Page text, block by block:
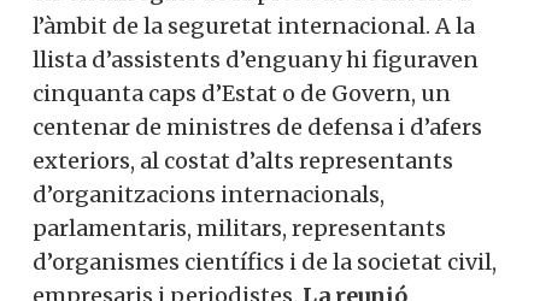
els encarregats de la presa de decisions a
l’àmbit de la seguretat internacional. A la
llista d’assistents d’enguany hi figuraven
cinquanta caps d’Estat o de Govern, un
centenar de ministres de defensa i d’afers
exteriors, al costat d’alts representants
d’organitzacions internacionals,
parlamentaris, militars, representants
d’organismes científics i de la societat